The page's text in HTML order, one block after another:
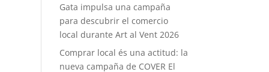
Gata impulsa una campaña
para descubrir el comercio
local durante Art al Vent 2026
Comprar local és una actitud: la
nueva campaña de COVER El